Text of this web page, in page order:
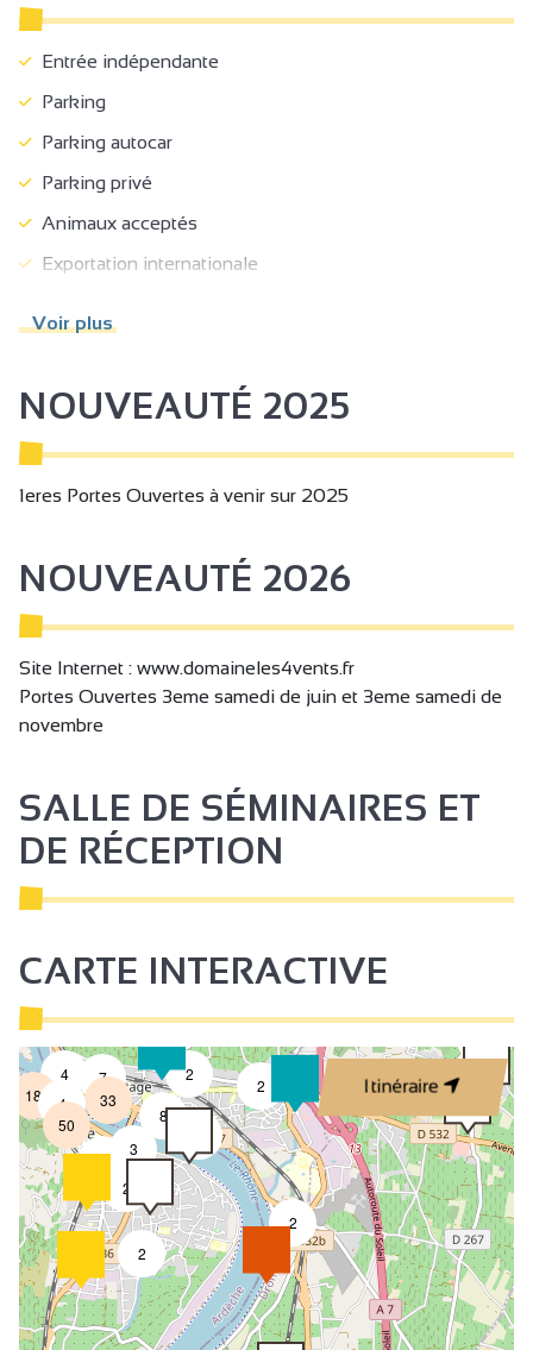
Entrée indépendante
Parking
Parking autocar
Parking privé
Animaux acceptés
Exportation internationale
Voir plus
NOUVEAUTÉ 2025
1eres Portes Ouvertes à venir sur 2025
NOUVEAUTÉ 2026
Site Internet : www.domaineles4vents.fr
Portes Ouvertes 3eme samedi de juin et 3eme samedi de
novembre
SALLE DE SÉMINAIRES ET
DE RÉCEPTION
CARTE INTERACTIVE
Itinéraire
2
2
2
2
2
8
4
4
18
7
2
3
50
33